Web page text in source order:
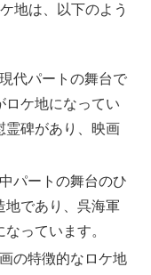
地は、以下のよう
代パートの舞台で
ロケ地になってい
霊碑があり、映画
パートの舞台のひ
地であり、呉海軍
っています。
の特徴的なロケ地